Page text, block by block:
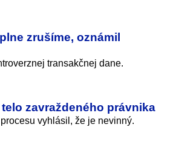
zrušíme, oznámil
transakčnej dane.
zavraždeného právnika
vyhlásil, že je nevinný.